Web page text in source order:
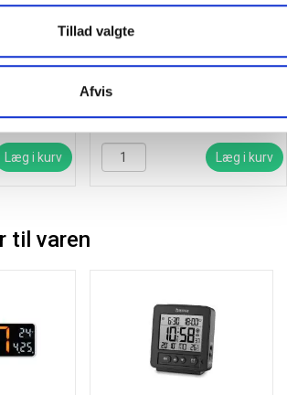
Tillad valgte
Afvis
Læg i kurv
260x150cm beige
inkl. moms
Læg i kurv
til varen